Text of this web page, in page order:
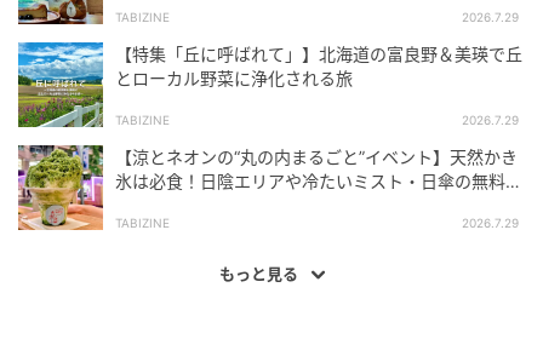
TABIZINE 2026.7.29
【特集「丘に呼ばれて」】北海道の富良野＆美瑛で丘
とローカル野菜に浄化される旅
TABIZINE 2026.7.29
【涼とネオンの“丸の内まるごと”イベント】天然かき
氷は必食！日陰エリアや冷たいミスト・日傘の無料レ
TABIZINE 2026.7.29
もっと見る